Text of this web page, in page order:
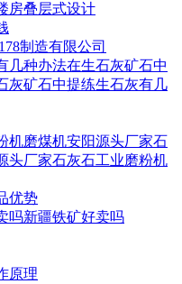
房叠层式设计
制造有限公司
几种办法在生石灰矿石中
灰矿石中提练生石灰有几
机磨煤机安阳源头厂家石
头厂家石灰石工业磨粉机
优势
吗新疆铁矿好卖吗
原理